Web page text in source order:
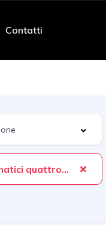
Contatti
Pneumatici quattro stagioni